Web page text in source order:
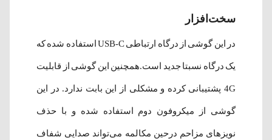
سخت‌افزار
در این گوشی از درگاه ارتباطی USB-C استفاده شده که
یک درگاه نسبتا جدید است.همچنین این گوشی از قابلیت
4G پشتیبانی کرده و مشکلی از این بابت ندارد. در این
گوشی از میکروفون دوم استفاده شده و با حذف
نویزهای مزاحم درحین مکالمه می‌تواند صدایی شفاف